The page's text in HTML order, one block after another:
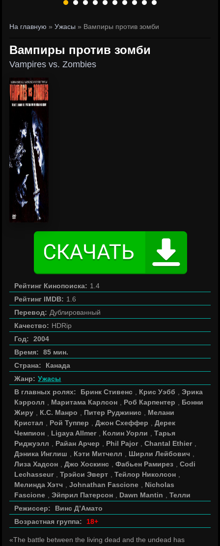
На главную »Ужасы » Вампиры против зомби
Вампиры против зомби
Vampires vs. Zombies
Рейтинг Кинопоиска: 1.4
Рейтинг IMDB: 1.6
Перевод: Дублированный
Качество: HDRip
Год:
2004
Время:
85 мин.
Страна:
Канада
Жанр: Ужасы
В главных ролях:
Бринк Стивенс Крис Уэбб ,Эрика
Кэрролл
Маритама Карлсон Роб Карпентер
Бонни
Жиру
К.С. Манро Питер Руджинис
Мелани
Кристал
Рой Туппер ,Джон Схеффер ,Дерек
Чемпион
Ligaya Allmer Колин Уорли ,Тарья
Риджуэлл
Райан Арчер Phil Pajor ,Chantal Ethier
Дэника Инглиш
Кэти Митчелл Ширли Лейбович
Лиза Хадсон
,Джо Хоскинс ,Фабьен Рамирез ,Codi
Lechasseur
,Трэйси Эверт ,Тейлор Николсон
Мелинда Хэтч
,Johnathan Fascione
Nicholas
Fascione
,Эйприл Патерсон Dawn Mantin ,Телли
Режиссер:
Винс Д’Амато
Возрастная группа:
18+
«The battle between the living dead and the undead has